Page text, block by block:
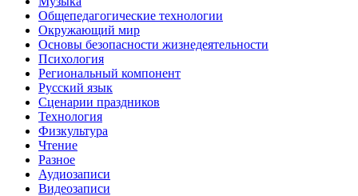
Общепедагогические технологии
Окружающий мир
Основы безопасности жизнедеятельности
Психология
Региональный компонент
Русский язык
Сценарии праздников
Технология
Физкультура
Чтение
Разное
Аудиозаписи
Видеозаписи